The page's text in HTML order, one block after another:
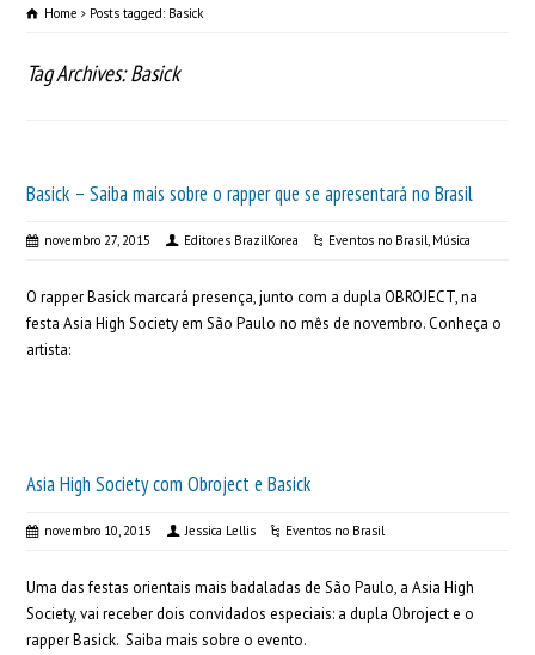
Home Posts tagged: Basick
Tag Archives: Basick
Basick – Saiba mais sobre o rapper que se apresentará no Brasil
novembro 27, 2015 Editores BrazilKorea Eventos no Brasil, Música
O rapper Basick marcará presença, junto com a dupla OBROJECT, na
festa Asia High Society em São Paulo no mês de novembro. Conheça o
artista:
Asia High Society com Obroject e Basick
novembro 10, 2015 Jessica Lellis Eventos no Brasil
Uma das festas orientais mais badaladas de São Paulo, a Asia High
Society, vai receber dois convidados especiais: a dupla Obroject e o
rapper Basick. Saiba mais sobre o evento.